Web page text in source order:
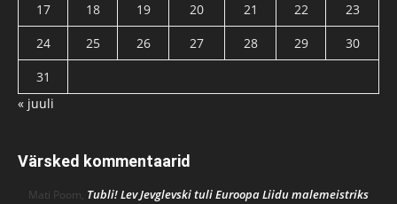
17
18 19 20 21 22
23
24
25 26 27 28 29
30
31
« juuli
Värsked kommentaarid
Mati Poom, Tubli! Lev Jevglevski tuli Euroopa Liidu malemeistriks